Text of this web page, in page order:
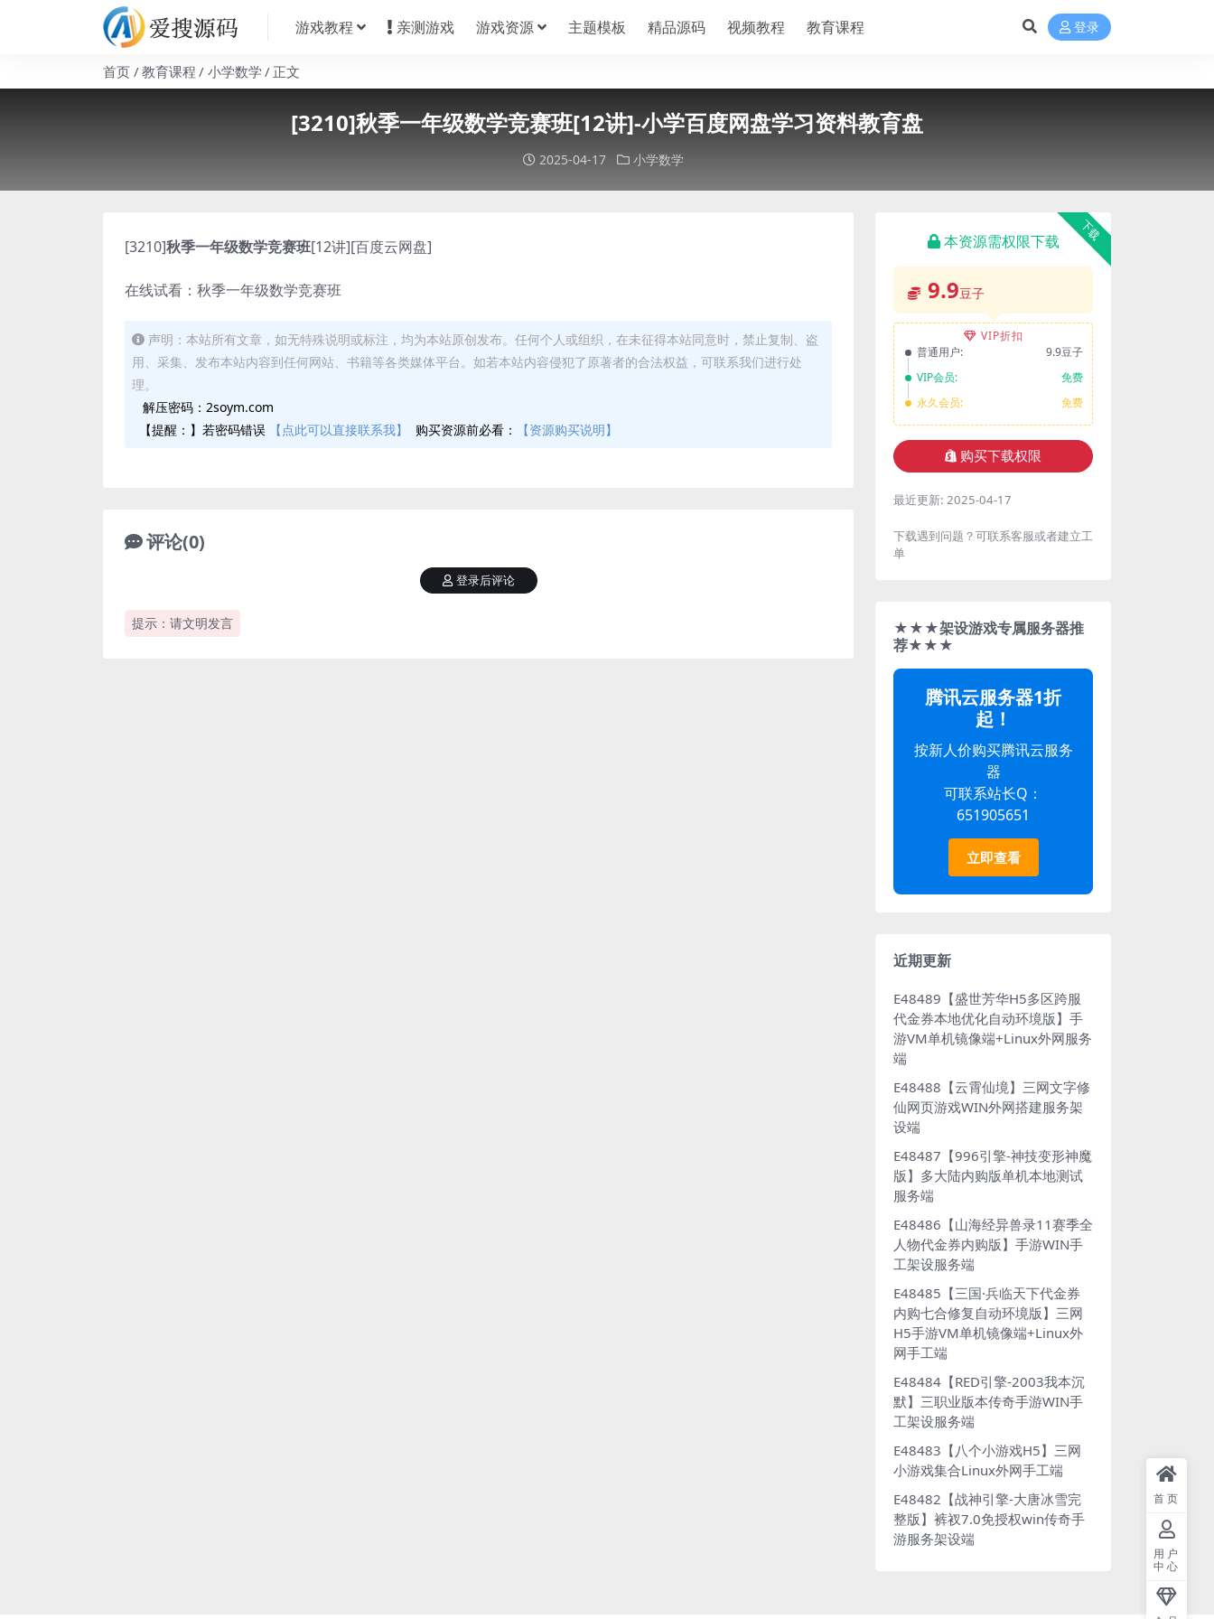
游戏教程 亲测游戏 游戏资源 主题模板 精品源码 视频教程 教育课程 登录
首页 教育课程 小学数学 正文
[3210]秋季一年级数学竞赛班[12讲]-小学百度网盘学习资料教育盘
2025-04-17 小学数学
[3210]秋季一年级数学竞赛班[12讲][百度云网盘]
在线试看：秋季一年级数学竞赛班
声明：本站所有文章，如无特殊说明或标注，均为本站原创发布。任何个人或组织，在未征得本站同意时，禁止复制、盗
用、采集、发布本站内容到任何网站、书籍等各类媒体平台。如若本站内容侵犯了原著者的合法权益，可联系我们进行处
理。
解压密码：2soym.com
【提醒：】若密码错误
【点此可以直接联系我】 购买资源前必看： 【资源购买说明】
评论(0)
提示：请文明发言
登录后评论
下载
本资源需权限下载
9.9豆子
VIP折扣
普通用户:
9.9豆子
VIP会员:
免费
永久会员:
免费
购买下载权限
最近更新: 2025-04-17
下载遇到问题？可联系客服或者建立工
单
★★★架设游戏专属服务器推
荐★★★
腾讯云服务器1折
起！
按新人价购买腾讯云服务
器
可联系站长Q：
651905651
立即查看
近期更新
E48489【盛世芳华H5多区跨服
代金券本地优化自动环境版】手
游VM单机镜像端+Linux外网服务
端
E48488【云霄仙境】三网文字修
仙网页游戏WIN外网搭建服务架
设端
E48487【996引擎-神技变形神魔
版】多大陆内购版单机本地测试
服务端
E48486【山海经异兽录11赛季全
人物代金券内购版】手游WIN手
工架设服务端
E48485【三国·兵临天下代金券
内购七合修复自动环境版】三网
H5手游VM单机镜像端+Linux外
网手工端
E48484【RED引擎-2003我本沉
默】三职业版本传奇手游WIN手
工架设服务端
E48483【八个小游戏H5】三网
小游戏集合Linux外网手工端
E48482【战神引擎-大唐冰雪完
整版】裤衩7.0免授权win传奇手
游服务架设端
首页
用户
中心